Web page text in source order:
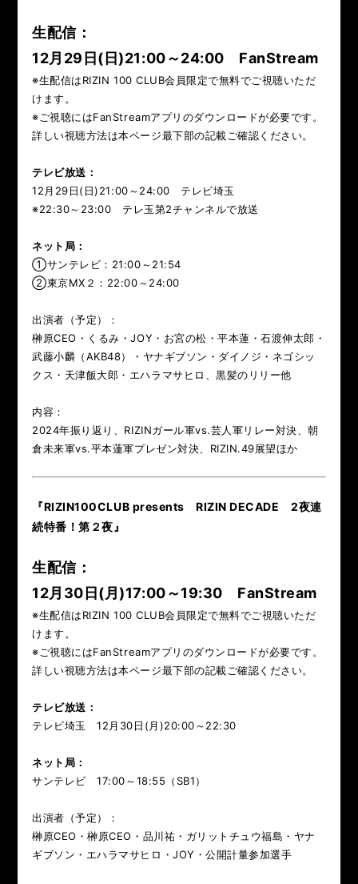
RIZIN.5
TRIGGER 3rd TRIGGER 2nd TRIGGER 1st
LANDMARK vol.17 LANDMARK vol.16
LANDMARK vol.12
LANDMARK vol.11
LANDMARK vol.9 LANDMARK vol.8
LANDMARK vol.7
LANDMARK vol.5 LANDMARK vol.4
LANDMARK vol.1
HOME TOPICS
生配信：
12月29日(日)21:00～24:00 FanStream
※生配信はRIZIN 100 CLUB会員限定で無料でご視聴いただ
けます。
※ご視聴にはFanStreamアプリのダウンロードが必要です。
詳しい視聴方法は本ページ最下部の記載ご確認ください。
テレビ放送：
12月29日(日)21:00～24:00 テレビ埼玉
※22:30～23:00 テレ玉第2チャンネルで放送
ネット局：
➀サンテレビ：21:00～21:54
➁東京MX２：22:00～24:00
出演者（予定）：
榊原CEO・くるみ・JOY・お宮の松・平本蓮・石渡伸太郎・
武藤小麟（AKB48）・ヤナギブソン・ダイノジ・ネゴシッ
クス・天津飯大郎・エハラマサヒロ、黒髪のリリー他
内容：
2024年振り返り、RIZINガール軍vs.芸人軍リレー対決、朝
倉未来軍vs.平本蓮軍プレゼン対決、RIZIN.49展望ほか
『RIZIN100CLUB presents RIZIN DECADE 2夜連
続特番！第２夜』
生配信：
12月30日(月)17:00～19:30 FanStream
※生配信はRIZIN 100 CLUB会員限定で無料でご視聴いただ
けます。
※ご視聴にはFanStreamアプリのダウンロードが必要です。
詳しい視聴方法は本ページ最下部の記載ご確認ください。
テレビ放送：
テレビ埼玉 12月30日(月)20:00～22:30
ネット局：
サンテレビ 17:00～18:55（SB1）
出演者（予定）：
榊原CEO・榊原CEO・品川祐・ガリットチュウ福島・ヤナ
ギブソン・エハラマサヒロ・JOY・公開計量参加選手